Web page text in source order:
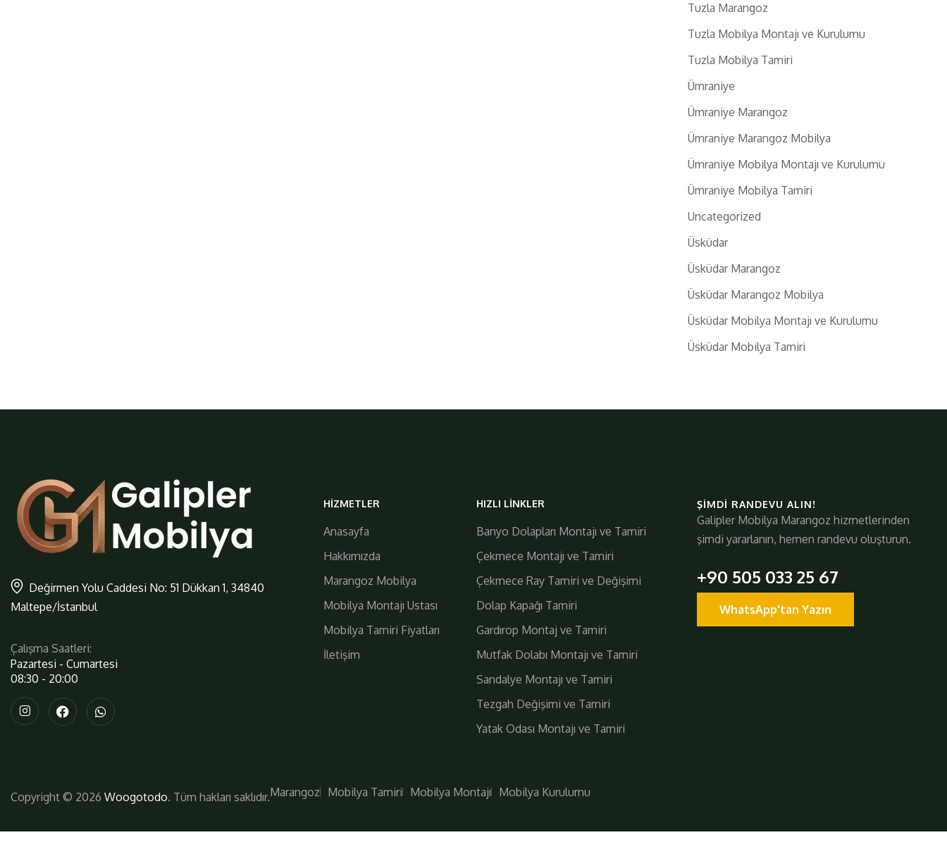
Tuzla Marangoz
Tuzla Mobilya Montajı ve Kurulumu
Tuzla Mobilya Tamiri
Ümraniye
Ümraniye Marangoz
Ümraniye Marangoz Mobilya
Ümraniye Mobilya Montajı ve Kurulumu
Ümraniye Mobilya Tamiri
Uncategorized
Üsküdar
Üsküdar Marangoz
Üsküdar Marangoz Mobilya
Üsküdar Mobilya Montajı ve Kurulumu
Üsküdar Mobilya Tamiri
Değirmen Yolu Caddesi No: 51 Dükkan 1, 34840
Maltepe/İstanbul
Çalışma Saatleri:
Pazartesi - Cumartesi
08:30 - 20:00
https://www.galiplermobilya.com.tr/
Daha Fazla Bizi Takip Edin!
HIZMETLER
Anasayfa
Hakkımızda
Marangoz Mobilya
Mobilya Montajı Ustası
Mobilya Tamiri Fiyatları
İletişim
HIZLI LINKLER
Banyo Dolapları Montajı ve Tamiri
Çekmece Montajı ve Tamiri
Çekmece Ray Tamiri ve Değişimi
Dolap Kapağı Tamiri
Gardırop Montaj ve Tamiri
Mutfak Dolabı Montajı ve Tamiri
Sandalye Montajı ve Tamiri
Tezgah Değişimi ve Tamiri
Yatak Odası Montajı ve Tamiri
ŞIMDI RANDEVU ALIN!
Galipler Mobilya Marangoz hizmetlerinden
şimdi yararlanın, hemen randevu oluşturun.
+90 505 033 25 67
WhatsApp'tan Yazın
Copyright © 2026 Woogotodo. Tüm hakları saklıdır.Marangoz Mobilya Tamiri Mobilya Montajı Mobilya Kurulumu